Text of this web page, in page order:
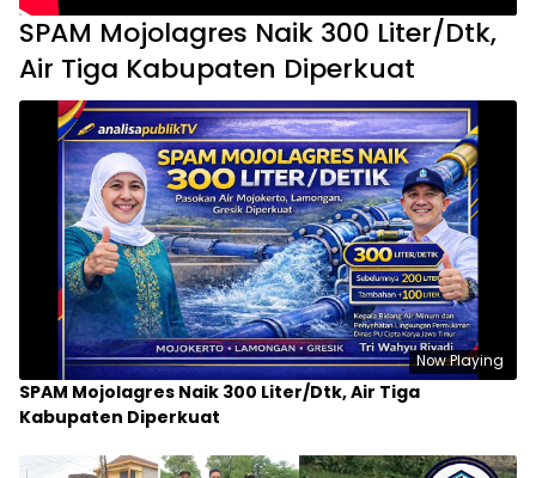
SPAM Mojolagres Naik 300 Liter/Dtk,
Air Tiga Kabupaten Diperkuat
Now Playing
SPAM Mojolagres Naik 300 Liter/Dtk, Air Tiga
Kabupaten Diperkuat